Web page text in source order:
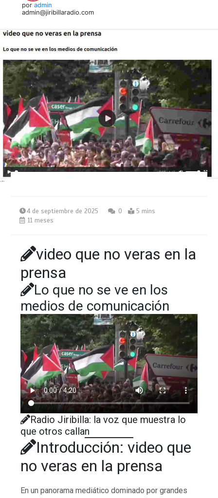
por admin
admin@jiribillaradio.com
4 de septiembre de 2025 0
5 mins
11 meses
video que no veras en la
prensa
Lo que no se ve en los
medios de comunicación
Radio Jiribilla: la voz que muestra lo
que otros callan
Introducción: video que
no veras en la prensa
En un panorama mediático dominado por grandes